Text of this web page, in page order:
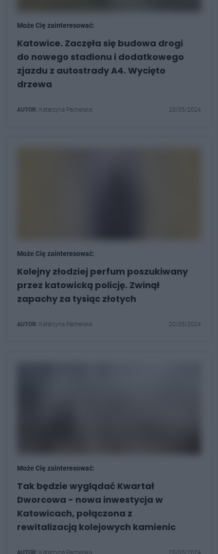
Może Cię zainteresować:
Katowice. Zaczęła się budowa drogi
do nowego stadionu i dodatkowego
zjazdu z autostrady A4. Wycięto
drzewa
AUTOR: Katarzyna Pachelska 23/05/2024
Może Cię zainteresować:
Kolejny złodziej perfum poszukiwany
przez katowicką policję. Zwinął
zapachy za tysiąc złotych
AUTOR: Katarzyna Pachelska 20/05/2024
Może Cię zainteresować:
Tak będzie wyglądać Kwartał
Dworcowa - nowa inwestycja w
Katowicach, połączona z
rewitalizacją kolejowych kamienic
AUTOR: Katarzyna Pachelska 20/05/2024